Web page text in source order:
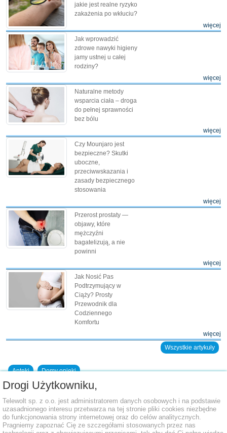
jakie jest realne ryzyko
zakażenia po wkłuciu?
więcej
Jak wprowadzić
zdrowe nawyki higieny
jamy ustnej u całej
rodziny?
więcej
Naturalne metody
wsparcia ciała – droga
do pełnej sprawności
bez bólu
więcej
Czy Mounjaro jest
bezpieczne? Skutki
uboczne,
przeciwwskazania i
zasady bezpiecznego
stosowania
więcej
Przerost prostaty —
objawy, które
mężczyźni
bagatelizują, a nie
powinni
więcej
Jak Nosić Pas
Podtrzymujący w
Ciąży? Prosty
Przewodnik dla
Codziennego
Komfortu
więcej
Wszystkie artykuły
Apteki Domy opieki
Dodaj placówkę do bazy
Drogi Użytkowniku,
Telewolt sp. z o.o. jest administratorem danych osobowych i na podstawie
uzasadnionego interesu przetwarza na tej stronie pliki cookies niezbędne
do funkcjonowania strony internetowej oraz do celów analitycznych.
Pragniemy zapoznać Cię ze szczegółami stosowanych przez nas